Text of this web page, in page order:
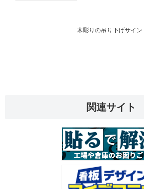
木彫りの吊り下げサイン
関連サイト